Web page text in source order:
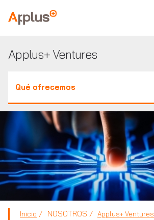
Applus+
Applus+ Ventures
Qué ofrecemos
Inicio NOSOTROS Applus+ Ventures